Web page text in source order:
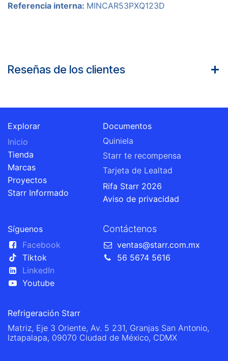
Referencia interna: MINCAR53PXQ123D
Reseñas de los clientes
Explorar
Inicio
Tienda
Marcas
Proyectos
Starr Informado
Documentos
Quiniela
Starr te recompensa
Tarjeta de Lealtad
Rifa Starr 2026
Aviso de privacidad
Síguenos
Facebook
Tiktok
LinkedIn
Youtube
Contáctenos
ventas@starr.com.mx
56 5674 5616
Refrigeración Starr
Matriz, Eje 3 Oriente, Av. 5 231, Granjas San Antonio,
Iztapalapa, 09070 Ciudad de México, CDMX